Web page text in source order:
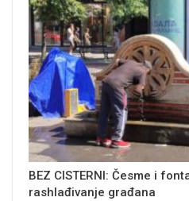
BEZ CISTERNI: Česme i
rashlađivanje građana